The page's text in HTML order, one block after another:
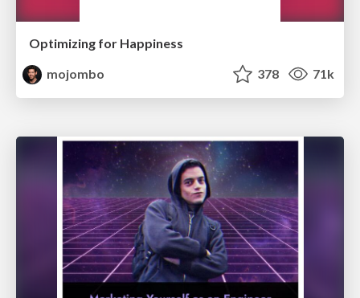
Optimizing for Happiness
mojombo
378 71k